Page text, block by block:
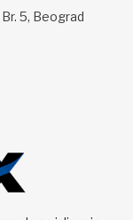
5, Beograd